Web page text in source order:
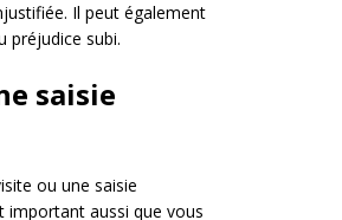
Il peut également
préjudice subi.
saisie
ou une saisie
important aussi que vous